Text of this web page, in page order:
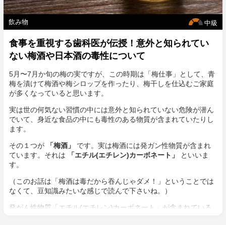
中級
飲み物
食事を重視する歯科医が伝授！意外と知られてい
ない梅酒や日本酒の毒性について
5月〜7月か旬の梅の実ですが、この時期は「梅仕事」として、青
梅を漬けて梅酒や梅シロップを作ったり、梅干しを仕込むご家庭
が多くなっていると思います。
実は世の何気ない習慣の中には意外と知られていない危険が潜ん
でいて、身近な食品の中にも毒性のある物質が含まれていたりし
ます。
その１つが 「梅酒」 です。実は梅酒には発ガン性物質が含まれ
ています。それは
「エチル(エチレン)カーボネート」
といいま
す。
（このお話は「梅酒は毒だから吞んじゃダメ！」ということでは
なくて、豆知識みたいな感じで読んで下さいね。）
発がん性物質「エチル(エチレン)カーボネート」が含まれている